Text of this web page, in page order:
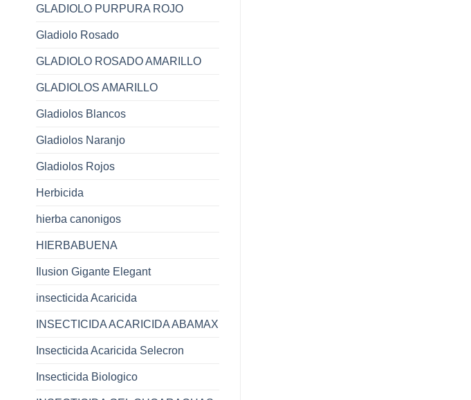
GLADIOLO PURPURA ROJO
Gladiolo Rosado
GLADIOLO ROSADO AMARILLO
GLADIOLOS AMARILLO
Gladiolos Blancos
Gladiolos Naranjo
Gladiolos Rojos
Herbicida
hierba canonigos
HIERBABUENA
Ilusion Gigante Elegant
insecticida Acaricida
INSECTICIDA ACARICIDA ABAMAX
Insecticida Acaricida Selecron
Insecticida Biologico